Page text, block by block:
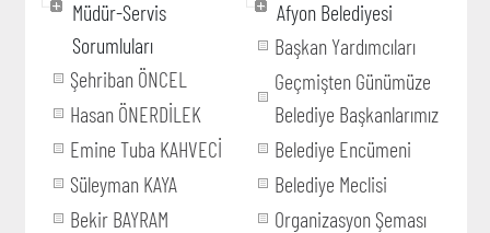
Müdür-Servis
Sorumluları
Şehriban ÖNCEL
Hasan ÖNERDİLEK
Emine Tuba KAHVECİ
Süleyman KAYA
Bekir BAYRAM
Afyon Belediyesi
Başkan Yardımcıları
Geçmişten Günümüze
Belediye Başkanlarımız
Belediye Encümeni
Belediye Meclisi
Organizasyon Şeması